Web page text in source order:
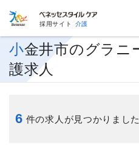
採用サイト 介護
小金井市のグラニー＆グランダの介
護求人
6 件の求人が見つかりました